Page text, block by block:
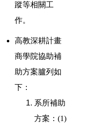
蹤等相關工
作。
高教深耕計畫
商學院協助補
助方案臚列如
下：
系所補助
方案：(1)